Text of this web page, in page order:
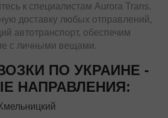
к специалистам Aurora Trans.
доставку любых отправлений,
автотранспорт, обеспечим
с личными вещами.
ПО УКРАИНЕ -
НАПРАВЛЕНИЯ: